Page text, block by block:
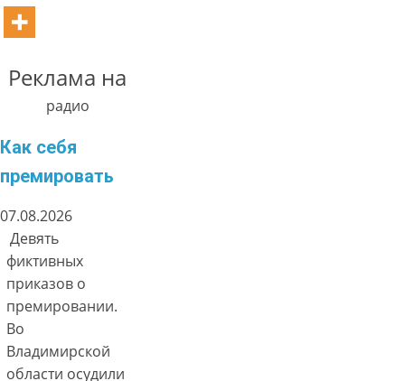
Реклама на
радио
Как себя
премировать
07.08.2026
Девять
фиктивных
приказов о
премировании.
Во
Владимирской
области осудили